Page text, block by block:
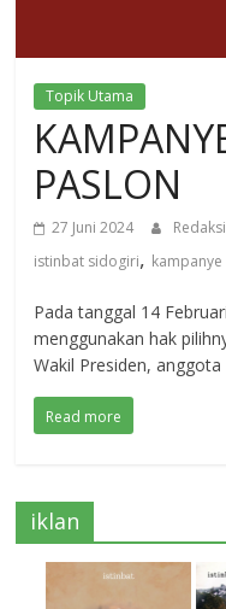
Topik Utama
PASLON
27 Juni 2024 Redaksi
istinbat sidogiri, kampanye
Pada tanggal 14
menggunakan hak
Wakil Presiden, anggota
Read more
iklan